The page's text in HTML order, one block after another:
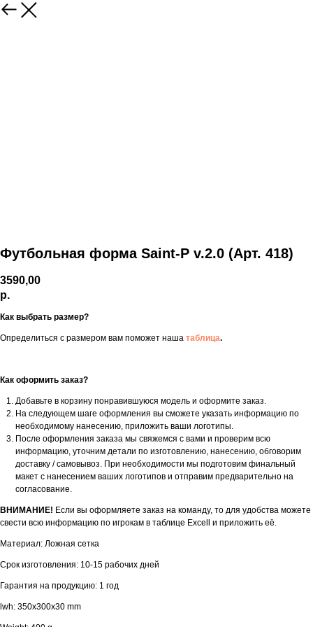
Футбольная форма Saint-P v.2.0 (Арт. 418)
3590,00
р.
Как выбрать размер?
Определиться с размером вам поможет наша таблица.
Как оформить заказ?
Добавьте в корзину понравившуюся модель и оформите заказ.
На следующем шаге оформления вы сможете указать информацию по
необходимому нанесению, приложить ваши логотипы.
После оформления заказа мы свяжемся с вами и проверим всю
информацию, уточним детали по изготовлению, нанесению, обговорим
доставку / самовывоз. При необходимости мы подготовим финальный
макет с нанесением ваших логотипов и отправим предварительно на
согласование.
ВНИМАНИЕ! Если вы оформляете заказ на команду, то для удобства можете
свести всю информацию по игрокам в таблице Excell и приложить её.
Материал: Ложная сетка
Срок изготовления: 10-15 рабочих дней
Гарантия на продукцию: 1 год
lwh: 350x300x30 mm